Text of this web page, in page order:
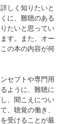
しく知りたいと
に、難聴のある
たいと思ってい
す。また、オー
の本の内容が何
セプトや専門用
ように、難聴に
、聞こえについ
、聴覚の働き、
受けることが最